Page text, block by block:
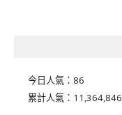
今日人氣： 86
累計人氣： 11,364,846